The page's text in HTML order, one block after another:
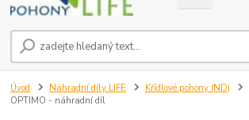
Úvod Náhradní díly LIFE Křídlové pohony (ND)
OPTIMO - náhradní díl